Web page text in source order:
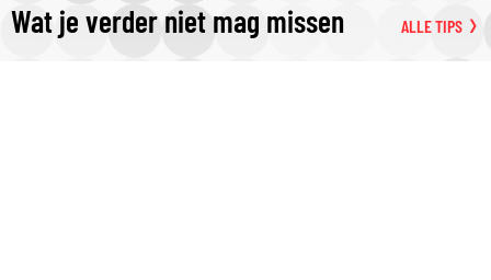
Wat je verder niet mag missen ALLE TIPS